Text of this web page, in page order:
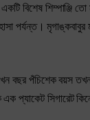
বিশেষ শিম্পাঞ্জি
পর্যন্ত।
বছর পঁচিশেক বয়স
এক প্যাকেট সিগারেট